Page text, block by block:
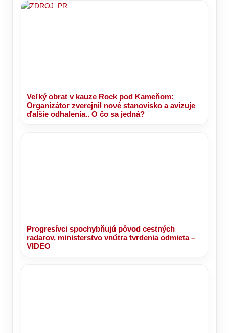
Veľký obrat v kauze Rock pod Kameňom:
Organizátor zverejnil nové stanovisko a avizuje
ďalšie odhalenia.. O čo sa jedná?
Progresívci spochybňujú pôvod cestných
radarov, ministerstvo vnútra tvrdenia odmieta –
VIDEO